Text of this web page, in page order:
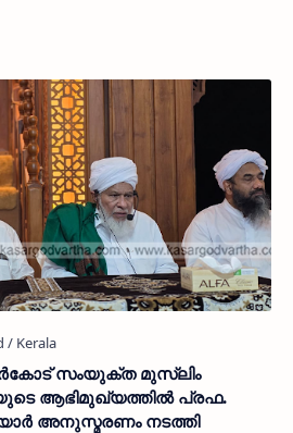
സംയുക്ത മുസ്ലിം
ആഭിമുഖ്യത്തിൽ പ്രഫ.
അനുസ്മരണം നടത്തി